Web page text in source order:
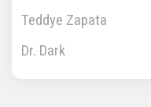
Teddye Zapata
Dr. Dark